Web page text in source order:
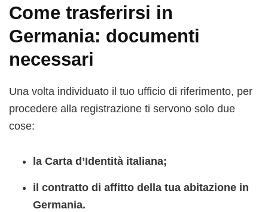
Come trasferirsi in
Germania: documenti
necessari
Una volta individuato il tuo ufficio di riferimento, per
procedere alla registrazione ti servono solo due
cose:
la Carta d’Identità italiana;
il contratto di affitto della tua abitazione in
Germania.